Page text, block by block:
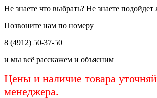
Не знаете что выбрать? Не знаете подойдет
Позвоните нам по номеру
8 (4912) 50-37-50
и мы всё расскажем и объясним
Цены и наличие товара
менеджера.